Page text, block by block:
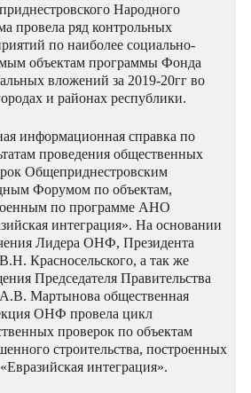
Народного
провела ряд контрольных
по наиболее социально-
объектам программы Фонда
вложений за 2019-20гг во
и районах республики.
информационная справка по
проведения общественных
Общеприднестровским
Форумом по объектам,
по программе АНО
интеграция». На основании
Лидера ОНФ, Президента
Красносельского, а так же
Председателя Правительства
Мартынова общественная
ОНФ провела цикл
проверок по объектам
строительства, построенных
интеграция».